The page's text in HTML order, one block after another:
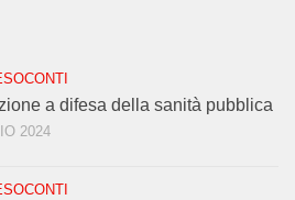
a difesa della sanità pubblica
2024